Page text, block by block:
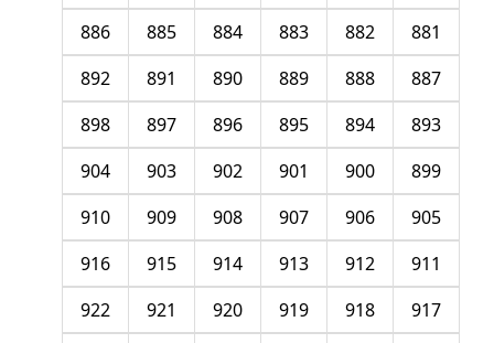
881
882
883
884
885
886
887
888
889
890
891
892
893
894
895
896
897
898
899
900
901
902
903
904
905
906
907
908
909
910
911
912
913
914
915
916
917
918
919
920
921
922